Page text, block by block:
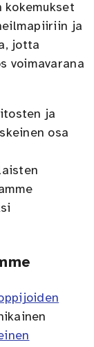
ja
jotta
voimavarana
ja
osa